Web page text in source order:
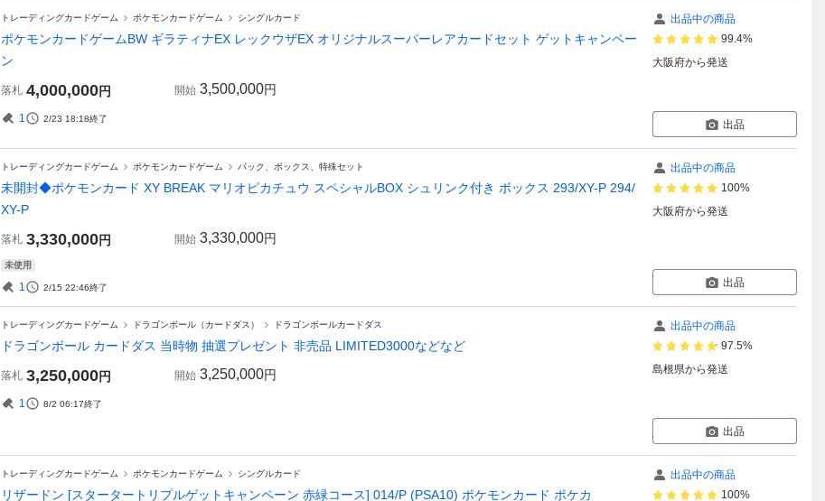
トレーディングカードゲーム ポケモンカードゲーム シングルカード
ポケモンカードゲームBW ギラティナEX レックウザEX オリジナルスーパーレアカードセット ゲットキャンペー
ン
落札 4,000,000円 開始 3,500,000円
1 2/23 18:18終了
出品中の商品
99.4%
大阪府から発送
出品
トレーディングカードゲーム ポケモンカードゲーム パック、ボックス、特殊セット
未開封◆ポケモンカード XY BREAK マリオピカチュウ スペシャルBOX シュリンク付き ボックス 293/XY-P 294/
XY-P
落札 3,330,000円 開始 3,330,000円
未使用
1 2/15 22:46終了
出品中の商品
100%
大阪府から発送
出品
トレーディングカードゲーム ドラゴンボール（カードダス） ドラゴンボールカードダス
ドラゴンボール カードダス 当時物 抽選プレゼント 非売品 LIMITED3000などなど
落札 3,250,000円 開始 3,250,000円
1 8/2 06:17終了
出品中の商品
97.5%
島根県から発送
出品
トレーディングカードゲーム ポケモンカードゲーム シングルカード
リザードン [スタータートリプルゲットキャンペーン 赤緑コース] 014/P (PSA10) ポケモンカード ポケカ
出品中の商品
100%